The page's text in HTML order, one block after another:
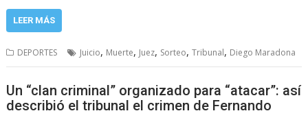
LEER MÁS
DEPORTES Juicio, Muerte, Juez, Sorteo,Tribunal, Diego Maradona
Un “clan criminal” organizado para “atacar”: así
describió el tribunal el crimen de Fernando